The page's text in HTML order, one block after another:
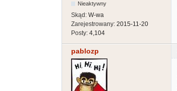
Nieaktywny
Skąd: W-wa
Zarejestrowany: 2015-11-20
Posty: 4,104
pablozp